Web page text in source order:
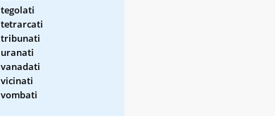
tegolati
tetrarcati
tribunati
uranati
vanadati
vicinati
vombati